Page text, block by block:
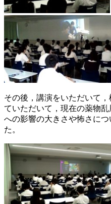
その後，講演をいただいて
ていただいて，現在の薬物
への影響の大きさや怖さに
た。